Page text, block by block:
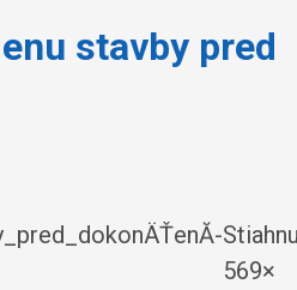
stavby pred
569×